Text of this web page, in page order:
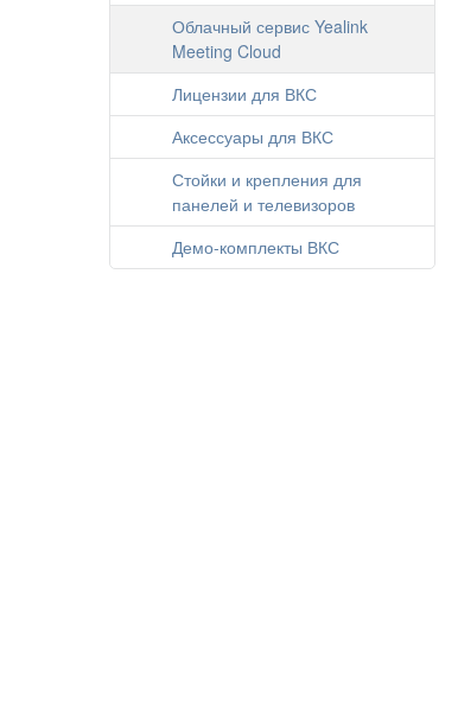
Облачный сервис Yealink
Meeting Cloud
Лицензии для ВКС
Аксессуары для ВКС
Стойки и крепления для
панелей и телевизоров
Демо-комплекты ВКС